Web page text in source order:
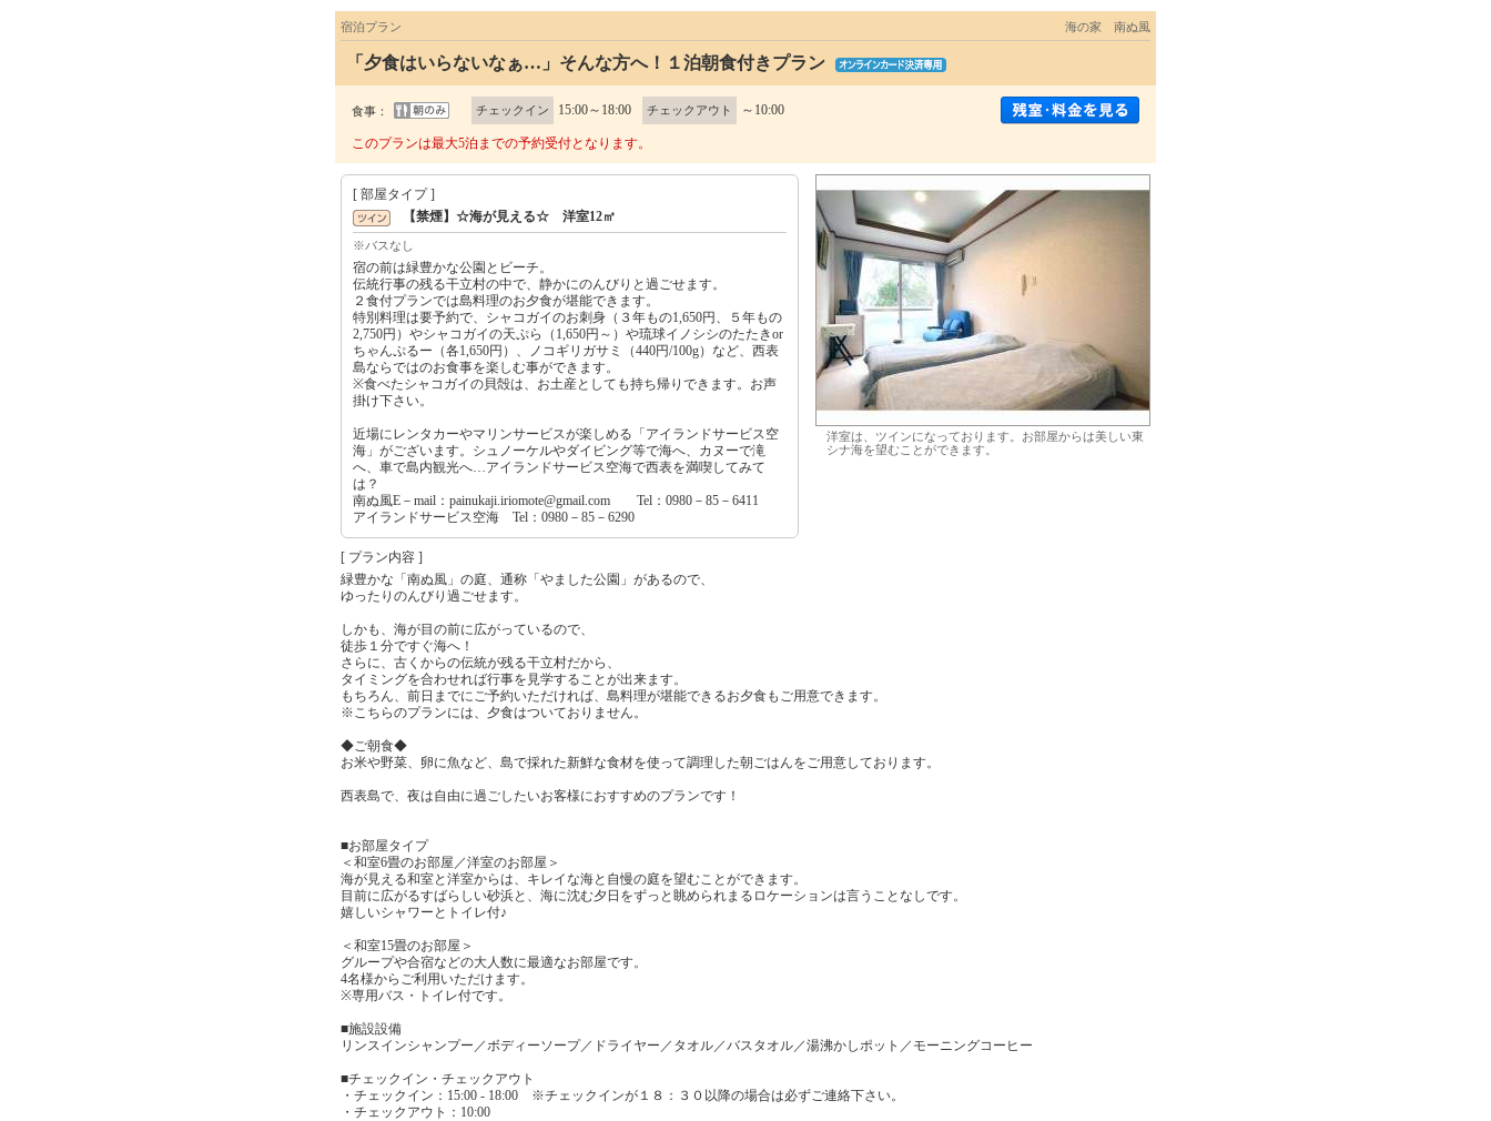
宿泊プラン 海の家 南ぬ風
「夕食はいらないなぁ…」そんな方へ！１泊朝食付きプラン
食事： チェックイン 15:00～18:00 チェックアウト ～10:00
このプランは最大5泊までの予約受付となります。
[ 部屋タイプ ]
【禁煙】☆海が見える☆ 洋室12㎡
※バスなし
宿の前は緑豊かな公園とビーチ。
伝統行事の残る干立村の中で、静かにのんびりと過ごせます。
２食付プランでは島料理のお夕食が堪能できます。
特別料理は要予約で、シャコガイのお刺身（３年もの1,650円、５年もの
2,750円）やシャコガイの天ぷら（1,650円～）や琉球イノシシのたたきor
ちゃんぷるー（各1,650円）、ノコギリガサミ（440円/100g）など、西表
島ならではのお食事を楽しむ事ができます。
※食べたシャコガイの貝殻は、お土産としても持ち帰りできます。お声
掛け下さい。
近場にレンタカーやマリンサービスが楽しめる「アイランドサービス空
海」がございます。シュノーケルやダイビング等で海へ、カヌーで滝
へ、車で島内観光へ…アイランドサービス空海で西表を満喫してみて
は？
南ぬ風E－mail：painukaji.iriomote@gmail.com Tel：0980－85－6411
アイランドサービス空海 Tel：0980－85－6290
洋室は、ツインになっております。お部屋からは美しい東
シナ海を望むことができます。
[ プラン内容 ]
緑豊かな「南ぬ風」の庭、通称「やました公園」があるので、
ゆったりのんびり過ごせます。
しかも、海が目の前に広がっているので、
徒歩１分ですぐ海へ！
さらに、古くからの伝統が残る干立村だから、
タイミングを合わせれば行事を見学することが出来ます。
もちろん、前日までにご予約いただければ、島料理が堪能できるお夕食もご用意できます。
※こちらのプランには、夕食はついておりません。
◆ご朝食◆
お米や野菜、卵に魚など、島で採れた新鮮な食材を使って調理した朝ごはんをご用意しております。
西表島で、夜は自由に過ごしたいお客様におすすめのプランです！
■お部屋タイプ
＜和室6畳のお部屋／洋室のお部屋＞
海が見える和室と洋室からは、キレイな海と自慢の庭を望むことができます。
目前に広がるすばらしい砂浜と、海に沈む夕日をずっと眺められまるロケーションは言うことなしです。
嬉しいシャワーとトイレ付♪
＜和室15畳のお部屋＞
グループや合宿などの大人数に最適なお部屋です。
4名様からご利用いただけます。
※専用バス・トイレ付です。
■施設設備
リンスインシャンプー／ボディーソープ／ドライヤー／タオル／バスタオル／湯沸かしポット／モーニングコーヒー
■チェックイン・チェックアウト
・チェックイン：15:00 - 18:00 ※チェックインが１８：３０以降の場合は必ずご連絡下さい。
・チェックアウト：10:00